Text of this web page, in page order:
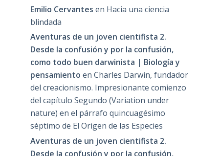
Emilio Cervantes en Hacia una ciencia
blindada
Aventuras de un joven cientifista 2.
Desde la confusión y por la confusión,
como todo buen darwinista | Biología y
pensamiento en Charles Darwin, fundador
del creacionismo. Impresionante comienzo
del capítulo Segundo (Variation under
nature) en el párrafo quincuagésimo
séptimo de El Origen de las Especies
Aventuras de un joven cientifista 2.
Desde la confusión y por la confusión,